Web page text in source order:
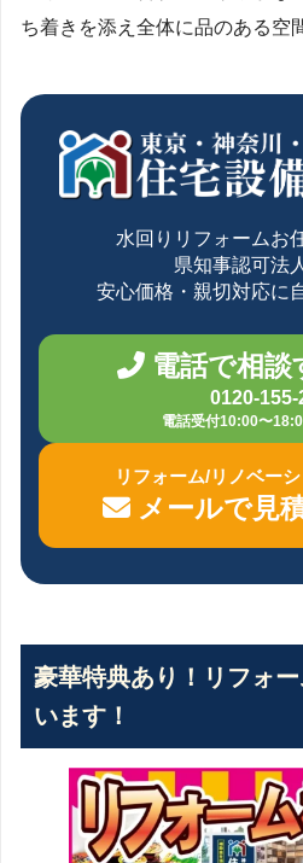
ち着きを添え全体に品のある空
水回りリフォームお
県知事認可法
安心価格・親切対応に
電話で相談
0120-155-
電話受付10:00〜
リフォーム/リノベー
メールで見
豪華特典あり！リフォ
います！